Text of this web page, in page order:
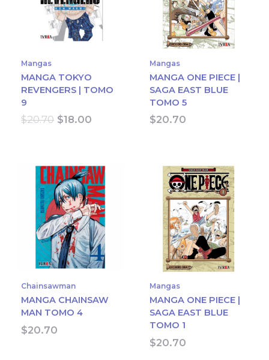
Mangas
MANGA TOKYO
REVENGERS | TOMO
9
$20.70 Original
$18.00
Mangas
MANGA ONE PIECE |
SAGA EAST BLUE
TOMO 5
$20.70
Chainsawman
MANGA CHAINSAW
MAN TOMO 4
$20.70
Mangas
MANGA ONE PIECE |
SAGA EAST BLUE
TOMO 1
$20.70